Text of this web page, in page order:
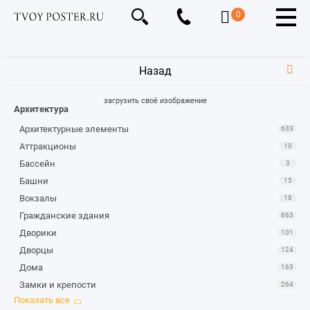
0
Назад
загрузить своё изображение
Архитектура
Архитектурные элементы
633
Аттракционы 10
Бассейн 3
Башни 15
Вокзалы 18
Гражданские здания 663
Дворики 101
Дворцы 124
Дома 163
Замки и крепости 264
Интерьер